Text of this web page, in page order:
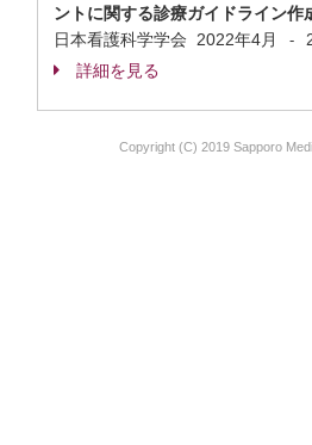
ントに関する診療ガイドライン作
日本看護科学学会 2022年4月 -
詳細を見る
Copyright (C) 2019 Sapporo